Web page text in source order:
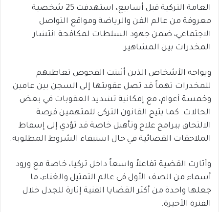
العامة التركية قبل أسابيع، استهدفت 25 شخصية
معروفة من عالم الفن والرياضة ومواقع التواصل
الاجتماعي، ضمن جهود السلطات لمكافحة انتشار
المخدرات بين المشاهير.
ويواجه الأشخاص الذين أثبتت الفحوص تعاطيهم
للمخدرات تهماً قد تصل عقوبتها إلى السجن بين عامين
وخمسة أعوام، مع إمكانية تشديد العقوبات في بعض
الحالات. كما يتيح القانون التركي للمتهمين فرصة
الالتحاق ببرامج علاج وتأهيل خاصة قد تؤدي إلى إسقاط
الملاحقات القضائية في حال استيفاء الشروط المطلوبة.
وأثارت القضية تفاعلاً واسعاً داخل تركيا، خاصة مع ورود
أسماء من الصف الأول في عالم التمثيل والغناء، ما
جعلها واحدة من أكثر القضايا الفنية إثارة للجدل خلال
الفترة الأخيرة.